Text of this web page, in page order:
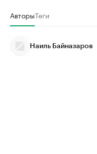
АвторыТеги
Наиль Байназаров